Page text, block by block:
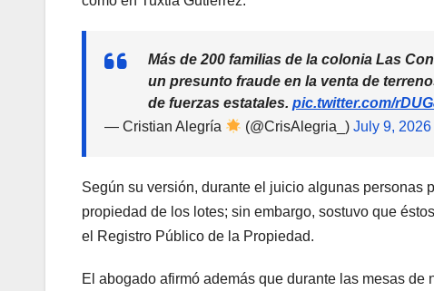
Más de 200 familias de la colonia Las
un presunto fraude en la venta de
de fuerzas estatales. pic.twitter.com/
— Cristian Alegría
(@CrisAlegria_)July 9, 2026
Según su versión, durante el juicio algunas personas
propiedad de los lotes; sin embargo, sostuvo que
el Registro Público de la Propiedad.
El abogado afirmó además que durante las mesas de